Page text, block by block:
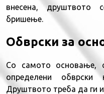
внесена, друштвото
бришење.
Обврски за
Со самото основање,
определени
Друштвото треба да ги